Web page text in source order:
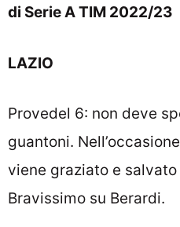
di Serie A TIM 2022/23
LAZIO
Provedel 6: non deve
guantoni.
viene graziato e
Bravissimo su Berardi.